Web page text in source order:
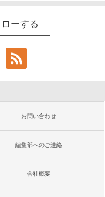
ーする
お問い合わせ
編集部へのご連絡
会社概要